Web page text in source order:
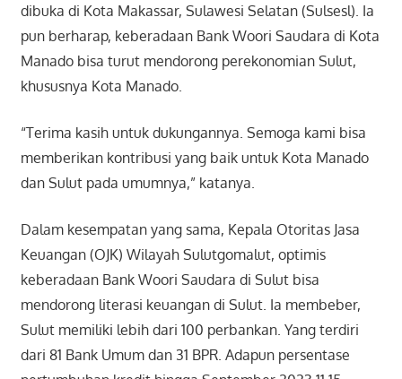
dibuka di Kota Makassar, Sulawesi Selatan (Sulsesl). Ia
pun berharap, keberadaan Bank Woori Saudara di Kota
Manado bisa turut mendorong perekonomian Sulut,
khususnya Kota Manado.
“Terima kasih untuk dukungannya. Semoga kami bisa
memberikan kontribusi yang baik untuk Kota Manado
dan Sulut pada umumnya,” katanya.
Dalam kesempatan yang sama, Kepala Otoritas Jasa
Keuangan (OJK) Wilayah Sulutgomalut, optimis
keberadaan Bank Woori Saudara di Sulut bisa
mendorong literasi keuangan di Sulut. Ia membeber,
Sulut memiliki lebih dari 100 perbankan. Yang terdiri
dari 81 Bank Umum dan 31 BPR. Adapun persentase